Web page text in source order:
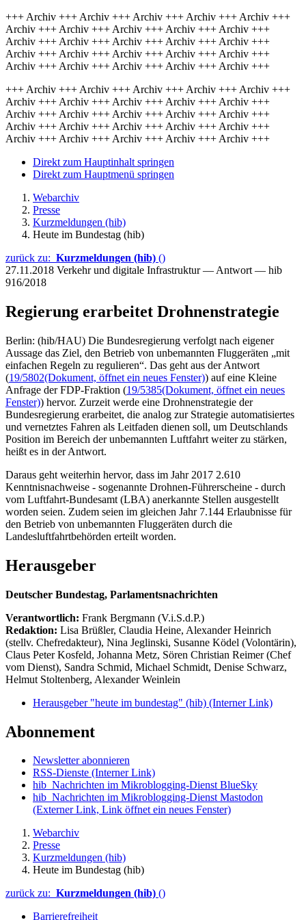
+++ Archiv +++ Archiv +++ Archiv +++ Archiv +++ Archiv +++
Archiv +++ Archiv +++ Archiv +++ Archiv +++ Archiv +++
Archiv +++ Archiv +++ Archiv +++ Archiv +++ Archiv +++
Archiv +++ Archiv +++ Archiv +++ Archiv +++ Archiv +++
Archiv +++ Archiv +++ Archiv +++ Archiv +++ Archiv +++
+++ Archiv +++ Archiv +++ Archiv +++ Archiv +++ Archiv +++
Archiv +++ Archiv +++ Archiv +++ Archiv +++ Archiv +++
Archiv +++ Archiv +++ Archiv +++ Archiv +++ Archiv +++
Archiv +++ Archiv +++ Archiv +++ Archiv +++ Archiv +++
Archiv +++ Archiv +++ Archiv +++ Archiv +++ Archiv +++
Direkt zum Hauptinhalt springen
Direkt zum Hauptmenü springen
Webarchiv
Presse
Kurzmeldungen (hib)
Heute im Bundestag (hib)
zurück zu: Kurzmeldungen (hib) ()
27.11.2018 Verkehr und digitale Infrastruktur — Antwort — hib
916/2018
Regierung erarbeitet Drohnenstrategie
Berlin: (hib/HAU) Die Bundesregierung verfolgt nach eigener
Aussage das Ziel, den Betrieb von unbemannten Fluggeräten „mit
einfachen Regeln zu regulieren“. Das geht aus der Antwort
(19/5802(Dokument, öffnet ein neues Fenster)) auf eine Kleine
Anfrage der FDP-Fraktion (19/5385(Dokument, öffnet ein neues
Fenster)) hervor. Zurzeit werde eine Drohnenstrategie der
Bundesregierung erarbeitet, die analog zur Strategie automatisiertes
und vernetztes Fahren als Leitfaden dienen soll, um Deutschlands
Position im Bereich der unbemannten Luftfahrt weiter zu stärken,
heißt es in der Antwort.
Daraus geht weiterhin hervor, dass im Jahr 2017 2.610
Kenntnisnachweise - sogenannte Drohnen-Führerscheine - durch
vom Luftfahrt-Bundesamt (LBA) anerkannte Stellen ausgestellt
worden seien. Zudem seien im gleichen Jahr 7.144 Erlaubnisse für
den Betrieb von unbemannten Fluggeräten durch die
Landesluftfahrtbehörden erteilt worden.
Herausgeber
Deutscher Bundestag, Parlamentsnachrichten
Verantwortlich: Frank Bergmann (V.i.S.d.P.)
Redaktion: Lisa Brüßler, Claudia Heine, Alexander Heinrich
(stellv. Chefredakteur), Nina Jeglinski, Susanne Ködel (Volontärin),
Claus Peter Kosfeld, Johanna Metz, Sören Christian Reimer (Chef
vom Dienst), Sandra Schmid, Michael Schmidt, Denise Schwarz,
Helmut Stoltenberg, Alexander Weinlein
Herausgeber "heute im bundestag" (hib) (Interner Link)
Abonnement
Newsletter abonnieren
RSS-Dienste (Interner Link)
hib_Nachrichten im Mikroblogging-Dienst BlueSky
hib_Nachrichten im Mikroblogging-Dienst Mastodon
(Externer Link, Link öffnet ein neues Fenster)
Webarchiv
Presse
Kurzmeldungen (hib)
Heute im Bundestag (hib)
zurück zu: Kurzmeldungen (hib) ()
Barrierefreiheit